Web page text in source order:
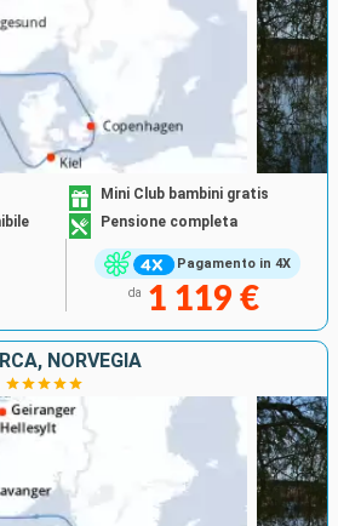
Pagamento in 4X
Mini Club bambini gratis
Pensione completa
da 1 119 €
NORVEGIA